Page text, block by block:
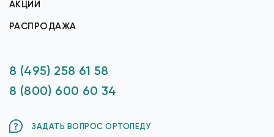
АКЦИИ
РАСПРОДАЖА
8 (495) 258 61 58
8 (800) 600 60 34
ЗАДАТЬ ВОПРОС ОРТОПЕДУ